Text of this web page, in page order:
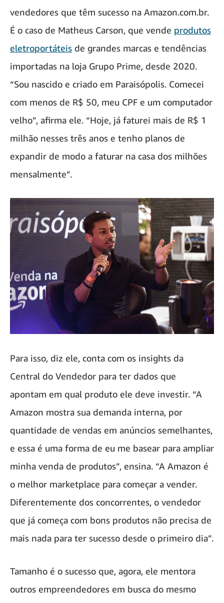
vendedores que têm sucesso na Amazon.com.br.
É o caso de Matheus Carson, que vende produtos
eletroportáteis de grandes marcas e tendências
importadas na loja Grupo Prime, desde 2020.
“Sou nascido e criado em Paraisópolis. Comecei
com menos de R$ 50, meu CPF e um computador
velho”, afirma ele. “Hoje, já faturei mais de R$ 1
milhão nesses três anos e tenho planos de
expandir de modo a faturar na casa dos milhões
mensalmente”.
Para isso, diz ele, conta com os insights da
Central do Vendedor para ter dados que
apontam em qual produto ele deve investir. “A
Amazon mostra sua demanda interna, por
quantidade de vendas em anúncios semelhantes,
e essa é uma forma de eu me basear para ampliar
minha venda de produtos”, ensina. “A Amazon é
o melhor marketplace para começar a vender.
Diferentemente dos concorrentes, o vendedor
que já começa com bons produtos não precisa de
mais nada para ter sucesso desde o primeiro dia”.
Tamanho é o sucesso que, agora, ele mentora
outros empreendedores em busca do mesmo